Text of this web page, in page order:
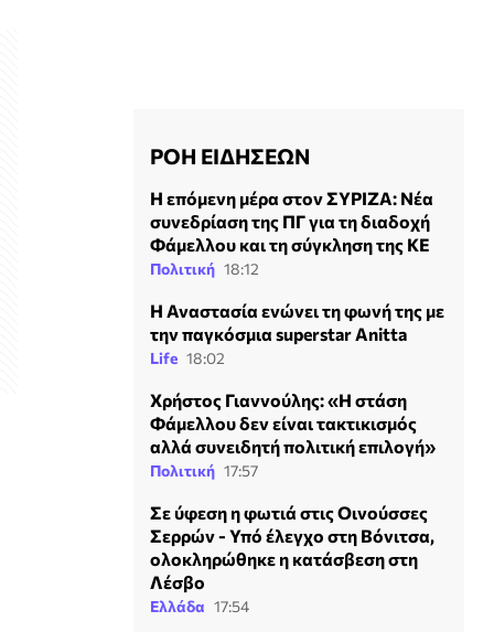
ΡΟΗ ΕΙΔΗΣΕΩΝ
Η επόμενη μέρα στον ΣΥΡΙΖΑ: Νέα
συνεδρίαση της ΠΓ για τη διαδοχή
Φάμελλου και τη σύγκληση της ΚΕ
Πολιτική 18:12
Η Αναστασία ενώνει τη φωνή της με
την παγκόσμια superstar Anitta
Life 18:02
Χρήστος Γιαννούλης: «Η στάση
Φάμελλου δεν είναι τακτικισμός
αλλά συνειδητή πολιτική επιλογή»
Πολιτική 17:57
Σε ύφεση η φωτιά στις Οινούσσες
Σερρών - Υπό έλεγχο στη Βόνιτσα,
ολοκληρώθηκε η κατάσβεση στη
Λέσβο
Ελλάδα 17:54